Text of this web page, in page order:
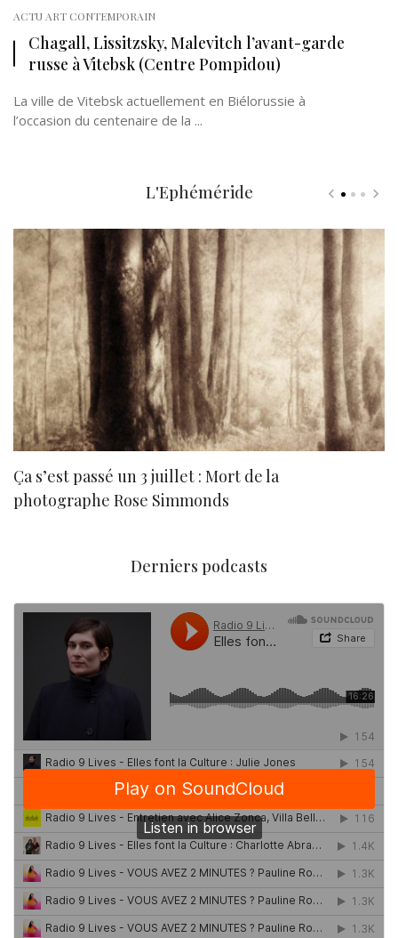
ACTU ART CONTEMPORAIN
Chagall, Lissitzsky, Malevitch l’avant-garde
russe à Vitebsk (Centre Pompidou)
La ville de Vitebsk actuellement en Biélorussie à
l’occasion du centenaire de la ...
L'Ephéméride
Ça s’est passé un 3 juillet : Mort de la
photographe Rose Simmonds
Derniers podcasts